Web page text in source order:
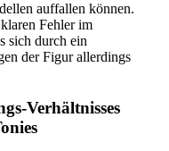
auffallen können.
Fehler im
sich durch ein
der Figur allerdings
Verhältnisses